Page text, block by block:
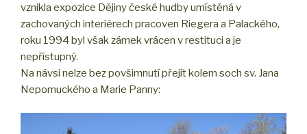
vznikla expozice Dějiny české hudby umístěná v
zachovaných interiérech pracoven Riegera a Palackého,
roku 1994 byl však zámek vrácen v restituci a je
nepřístupný.
Na návsi nelze bez povšimnutí přejít kolem soch sv. Jana
Nepomuckého a Marie Panny: